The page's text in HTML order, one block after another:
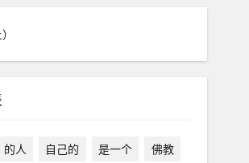
的人 自己的 是一个
佛教